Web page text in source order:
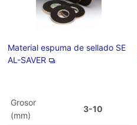
Material espuma de sellado SE
AL-SAVER
Grosor
(mm)
3-10